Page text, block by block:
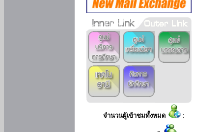
จำนวนผู้เข้าชมทั้งหมด :